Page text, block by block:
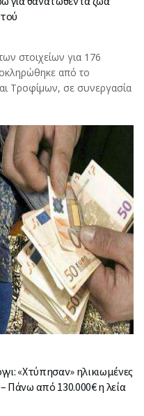
στοιχείων για 176
από το
Τροφίμων, σε συνεργασία
«Χτύπησαν» ηλικιωμένες
Πάνω από 130.000€ η λεία